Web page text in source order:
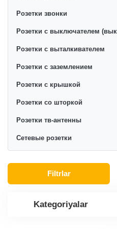
Розетки звонки
Розетки с выключателем
Розетки с выталкивателем
Розетки с заземлением
Розетки с крышкой
Розетки со шторкой
Розетки тв-антенны
Сетевые розетки
Filtrlar
Kategoriyalar